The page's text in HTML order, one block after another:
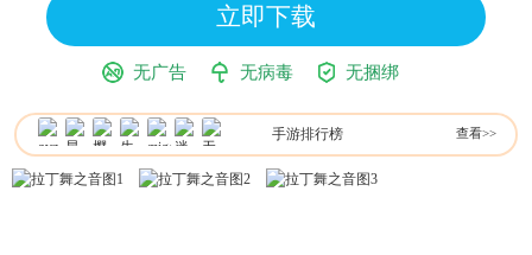
立即下载
无广告 无病毒 无捆绑
手游排行榜 查看>>